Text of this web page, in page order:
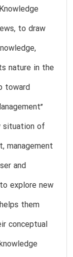
to draw
nature in the
toward
situation of
management
and
explore new
them
conceptual